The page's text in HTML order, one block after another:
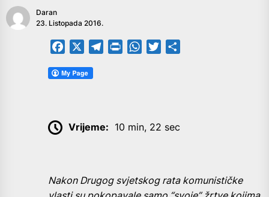
Daran
23. Listopada 2016.
Facebook TelegramPrintFriendly
WhatsApp
Twitter
Vrijeme: 10 min, 22 sec
Nakon Drugog svjetskog rata komunističke